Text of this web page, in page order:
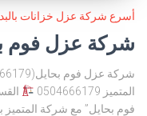
أسرع شركة عزل خزانات بالبدائع
شركة عزل فوم
شركة عزل فوم بحايل(0504666179)
المتميز 0504666179
فوم بحايل” مع شركة المتميز